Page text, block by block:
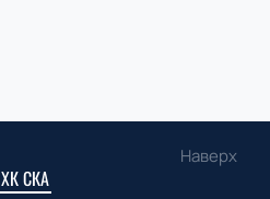
Наверх
ХК СКА